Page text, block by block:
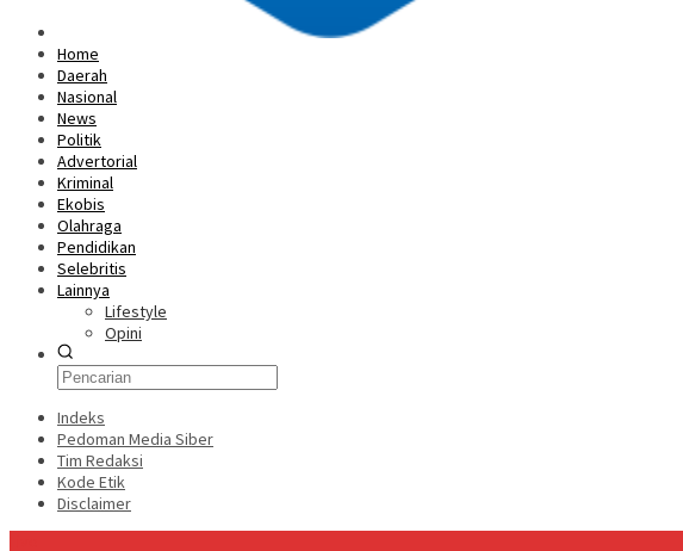
Home
Daerah
Nasional
News
Politik
Advertorial
Kriminal
Ekobis
Olahraga
Pendidikan
Selebritis
Lainnya
Lifestyle
Opini
Indeks
Pedoman Media Siber
Tim Redaksi
Kode Etik
Disclaimer